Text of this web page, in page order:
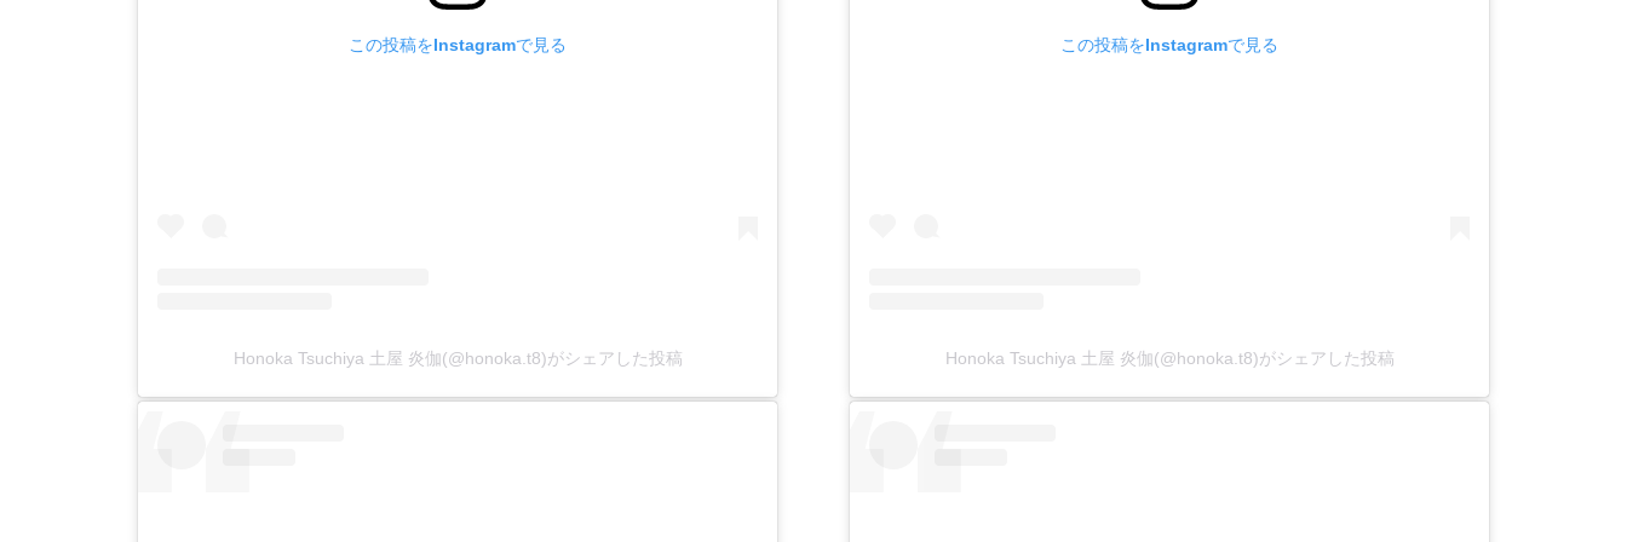
この投稿をInstagramで見る
Honoka Tsuchiya 土屋 炎伽(@honoka.t8)がシェアした投稿
この投稿をInstagramで見る
Honoka Tsuchiya 土屋 炎伽(@honoka.t8)がシェアした投稿